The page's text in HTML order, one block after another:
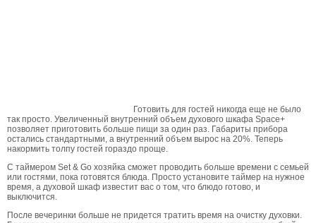
Готовить для гостей никогда еще не было
так просто. Увеличенный внутренний объем духового шкафа Space+
позволяет приготовить больше пищи за один раз. Габариты прибора
остались стандартными, а внутренний объем вырос на 20%. Теперь
накормить толпу гостей гораздо проще.
С таймером Set & Go хозяйка сможет проводить больше времени с семьей
или гостями, пока готовятся блюда. Просто установите таймер на нужное
время, а духовой шкаф известит вас о том, что блюдо готово, и
выключится.
После вечеринки больше не придется тратить время на очистку духовки.